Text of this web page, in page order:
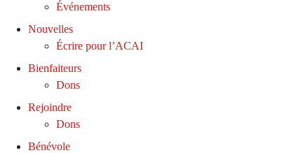
Événements
Nouvelles
Écrire pour l’ACAI
Bienfaiteurs
Dons
Rejoindre
Dons
Bénévole